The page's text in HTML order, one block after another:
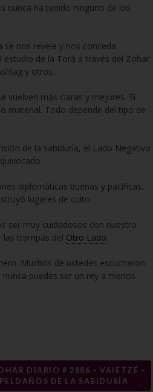
nunca ha tenido ninguno de los
se nos revele y nos conceda
de la Torá a través del Zohar
y otros.
vuelven más claras y mejores. Si
material. Todo depende del tipo de
de la sabiduría, el Lado Negativo
diplomáticas buenas y pacíficas.
lugares de culto.
ser muy cuidadosos con nuestro
trampas del Otro Lado.
Muchos de ustedes escucharon
puedes ser un rey a menos
DIARIO # 2886 – VAIETZÉ –
DE LA SABIDURÍA
→